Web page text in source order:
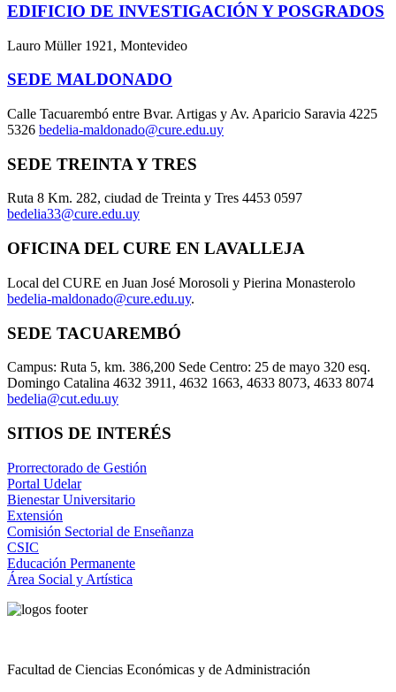
EDIFICIO DE INVESTIGACIÓN Y POSGRADOS
Lauro Müller 1921, Montevideo
SEDE MALDONADO
Calle Tacuarembó entre Bvar. Artigas y Av. Aparicio Saravia 4225
5326 bedelia-maldonado@cure.edu.uy
SEDE TREINTA Y TRES
Ruta 8 Km. 282, ciudad de Treinta y Tres 4453 0597
bedelia33@cure.edu.uy
OFICINA DEL CURE EN LAVALLEJA
Local del CURE en Juan José Morosoli y Pierina Monasterolo
bedelia-maldonado@cure.edu.uy.
SEDE TACUAREMBÓ
Campus: Ruta 5, km. 386,200 Sede Centro: 25 de mayo 320 esq.
Domingo Catalina 4632 3911, 4632 1663, 4633 8073, 4633 8074
bedelia@cut.edu.uy
SITIOS DE INTERÉS
Prorrectorado de Gestión
Portal Udelar
Bienestar Universitario
Extensión
Comisión Sectorial de Enseñanza
CSIC
Educación Permanente
Área Social y Artística
Facultad de Ciencias Económicas y de Administración